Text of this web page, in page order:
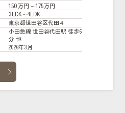
150万円～175万円
3LDK～4LDK
東京都世田谷区代田４
小田急線 世田谷代田駅 徒歩6
分 他
2026年3月